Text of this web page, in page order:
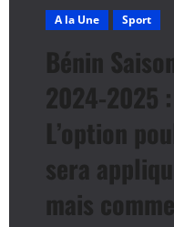
A la Une Sport
Bénin
2024-2025 :
L’option
sera
mais